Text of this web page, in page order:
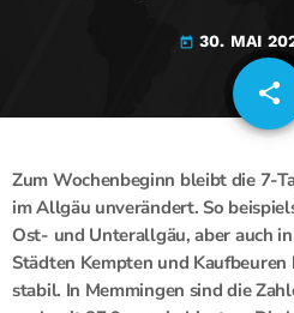
today 30. MAI
share
email
Zum Wochenbeginn bleibt die 7-
im Allgäu unverändert. So
Ost- und Unterallgäu, aber auch
Städten Kempten und
stabil. In Memmingen sind die